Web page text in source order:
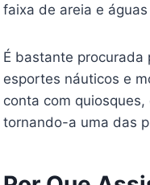
faixa de areia e
É bastante
esportes náuticos e
conta com
tornando-a uma das